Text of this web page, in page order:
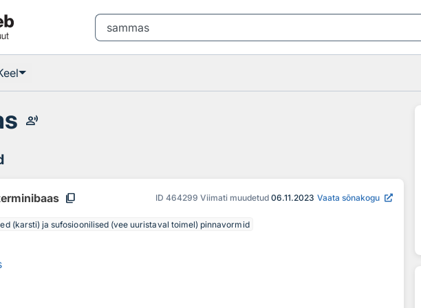
record_voice_over
content_copy ID 464299 Viimati muudetud 06.11.2023 Vaata sõnakogu
(karsti) ja sufosioonilised (vee uuristaval toimel) pinnavormid